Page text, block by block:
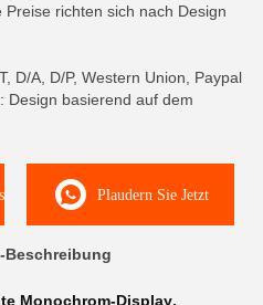
richten sich nach Design
D/A, D/P, Western Union, Paypal
Design basierend auf dem
Plaudern Sie Jetzt
Beschreibung
Monochrom-Display,